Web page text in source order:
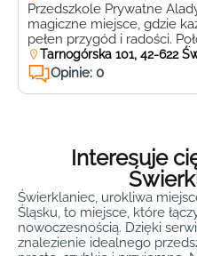
Przedszkole Prywatne
magiczne miejsce, gdzie
pełen przygód i radości.
Tarnogórskiej 101, 42-622,
zachwyca swoją przyjazną
podejściem do edukacji.
maluchów, które pragną
Tarnogórska 101, 42-622
Opinie: 0
Interesuje
Świerklaniec, urokliwa
Śląsku, to miejsce, które
nowoczesnością. Dzięki
znalezienie idealnego